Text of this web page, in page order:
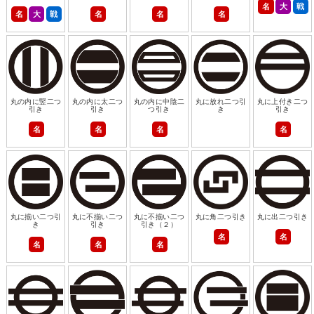
名 大 戦 名 名 名
名 大 戦
丸の内に竪二つ
引き
名
丸の内に太二つ
引き
名
丸の内に中陰二
つ引き
名
丸に放れ二つ引
き
丸に上付き二つ
引き
名
丸に揃い二つ引
き
名
丸に不揃い二つ
引き
名
丸に不揃い二つ
引き（２）
名
丸に角二つ引き
名
丸に出二つ引き
名